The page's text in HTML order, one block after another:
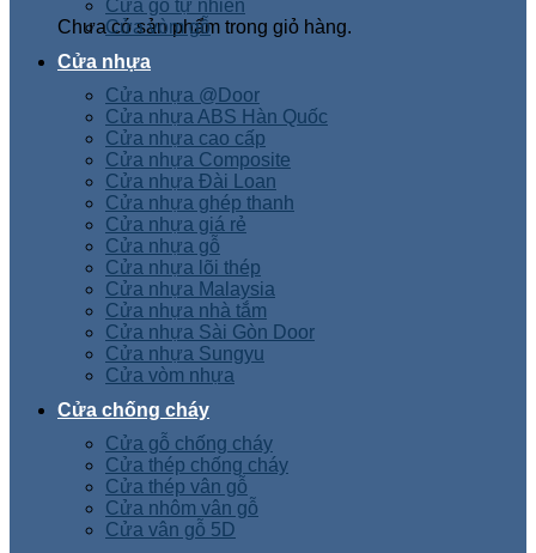
Chưa có sản phẩm trong giỏ hàng.
Cửa gỗ tự nhiên
Cửa vòm gỗ
Cửa nhựa
Cửa nhựa @Door
Cửa nhựa ABS Hàn Quốc
Cửa nhựa cao cấp
Cửa nhựa Composite
Cửa nhựa Đài Loan
Cửa nhựa ghép thanh
Cửa nhựa giá rẻ
Cửa nhựa gỗ
Cửa nhựa lõi thép
Cửa nhựa Malaysia
Cửa nhựa nhà tắm
Cửa nhựa Sài Gòn Door
Cửa nhựa Sungyu
Cửa vòm nhựa
Cửa chống cháy
Cửa gỗ chống cháy
Cửa thép chống cháy
Cửa thép vân gỗ
Cửa nhôm vân gỗ
Cửa vân gỗ 5D